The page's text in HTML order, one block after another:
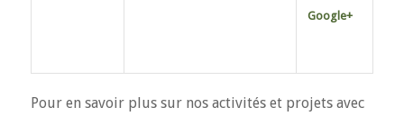
Google+
Pour en savoir plus sur nos activités et projets avec